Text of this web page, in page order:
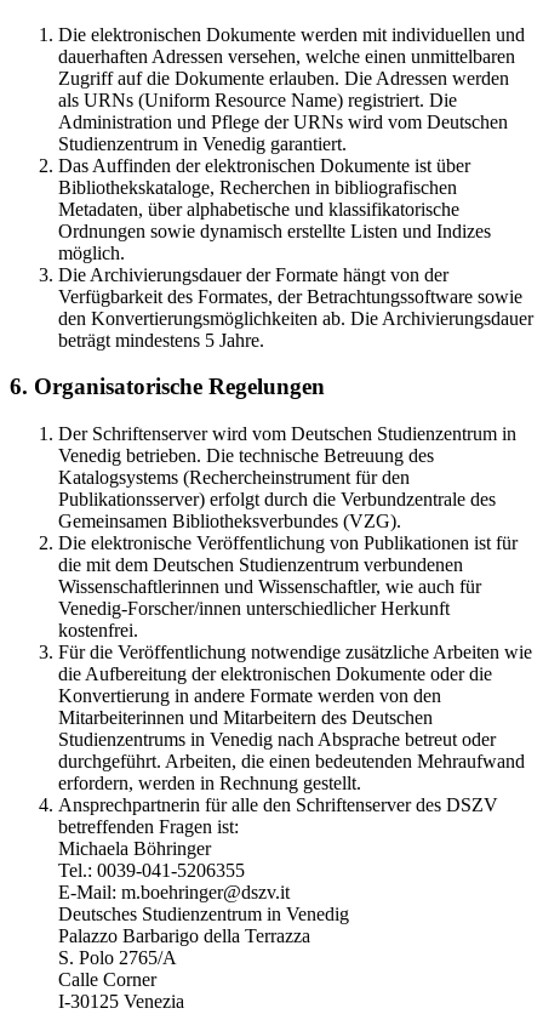
Die elektronischen Dokumente werden mit individuellen und
dauerhaften Adressen versehen, welche einen unmittelbaren
Zugriff auf die Dokumente erlauben. Die Adressen werden
als URNs (Uniform Resource Name) registriert. Die
Administration und Pflege der URNs wird vom Deutschen
Studienzentrum in Venedig garantiert.
Das Auffinden der elektronischen Dokumente ist über
Bibliothekskataloge, Recherchen in bibliografischen
Metadaten, über alphabetische und klassifikatorische
Ordnungen sowie dynamisch erstellte Listen und Indizes
möglich.
Die Archivierungsdauer der Formate hängt von der
Verfügbarkeit des Formates, der Betrachtungssoftware sowie
den Konvertierungsmöglichkeiten ab. Die Archivierungsdauer
beträgt mindestens 5 Jahre.
6. Organisatorische Regelungen
Der Schriftenserver wird vom Deutschen Studienzentrum in
Venedig betrieben. Die technische Betreuung des
Katalogsystems (Rechercheinstrument für den
Publikationsserver) erfolgt durch die Verbundzentrale des
Gemeinsamen Bibliotheksverbundes (VZG).
Die elektronische Veröffentlichung von Publikationen ist für
die mit dem Deutschen Studienzentrum verbundenen
Wissenschaftlerinnen und Wissenschaftler, wie auch für
Venedig-Forscher/innen unterschiedlicher Herkunft
kostenfrei.
Für die Veröffentlichung notwendige zusätzliche Arbeiten wie
die Aufbereitung der elektronischen Dokumente oder die
Konvertierung in andere Formate werden von den
Mitarbeiterinnen und Mitarbeitern des Deutschen
Studienzentrums in Venedig nach Absprache betreut oder
durchgeführt. Arbeiten, die einen bedeutenden Mehraufwand
erfordern, werden in Rechnung gestellt.
Ansprechpartnerin für alle den Schriftenserver des DSZV
betreffenden Fragen ist:
Michaela Böhringer
Tel.: 0039-041-5206355
E-Mail: m.boehringer@dszv.it
Deutsches Studienzentrum in Venedig
Palazzo Barbarigo della Terrazza
S. Polo 2765/A
Calle Corner
I-30125 Venezia